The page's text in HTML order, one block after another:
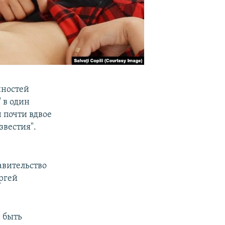
в один
вдвое
быть